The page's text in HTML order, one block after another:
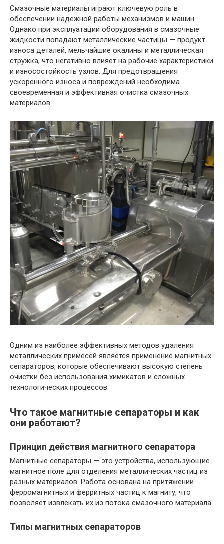
Смазочные материалы играют ключевую роль в
обеспечении надежной работы механизмов и машин.
Однако при эксплуатации оборудования в смазочные
жидкости попадают металлические частицы — продукт
износа деталей, мельчайшие окалины и металлическая
стружка, что негативно влияет на рабочие характеристики
и износостойкость узлов. Для предотвращения
ускоренного износа и повреждений необходима
своевременная и эффективная очистка смазочных
материалов.
Одним из наиболее эффективных методов удаления
металлических примесей является применение магнитных
сепараторов, которые обеспечивают высокую степень
очистки без использования химикатов и сложных
технологических процессов.
Что такое магнитные сепараторы и как
они работают?
Принцип действия магнитного сепаратора
Магнитные сепараторы — это устройства, использующие
магнитное поле для отделения металлических частиц из
разных материалов. Работа основана на притяжении
ферромагнитных и ферритных частиц к магниту, что
позволяет извлекать их из потока смазочного материала.
Типы магнитных сепараторов